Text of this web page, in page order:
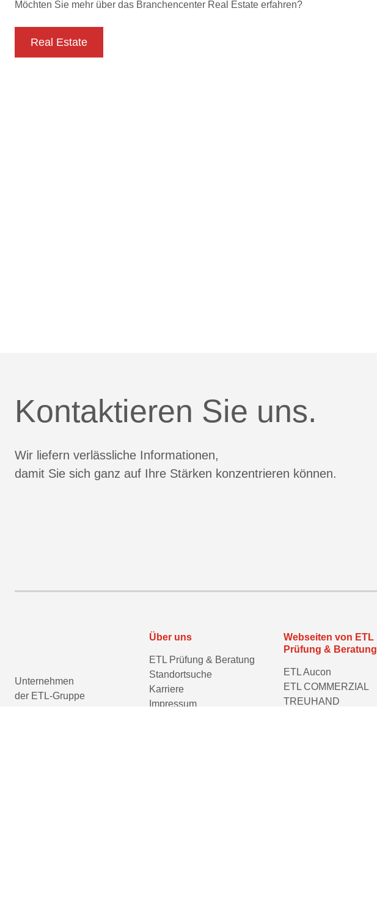
Möchten Sie mehr über das Branchencenter Real Estate erfahren?
Real Estate
Kontaktieren Sie uns.
Wir liefern verlässliche Informationen,
damit Sie sich ganz auf Ihre Stärken konzentrieren können.
Unternehmen
der ETL-Gruppe
Über uns
ETL Prüfung & Beratung
Standortsuche
Karriere
Impressum
Webseiten von ETL
Prüfung & Beratung
ETL Aucon
ETL COMMERZIAL
TREUHAND